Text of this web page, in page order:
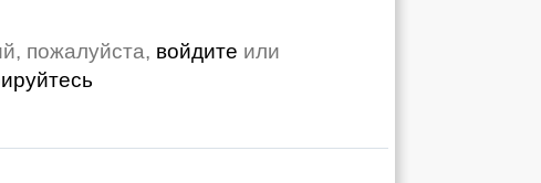
пожалуйста, войдите или